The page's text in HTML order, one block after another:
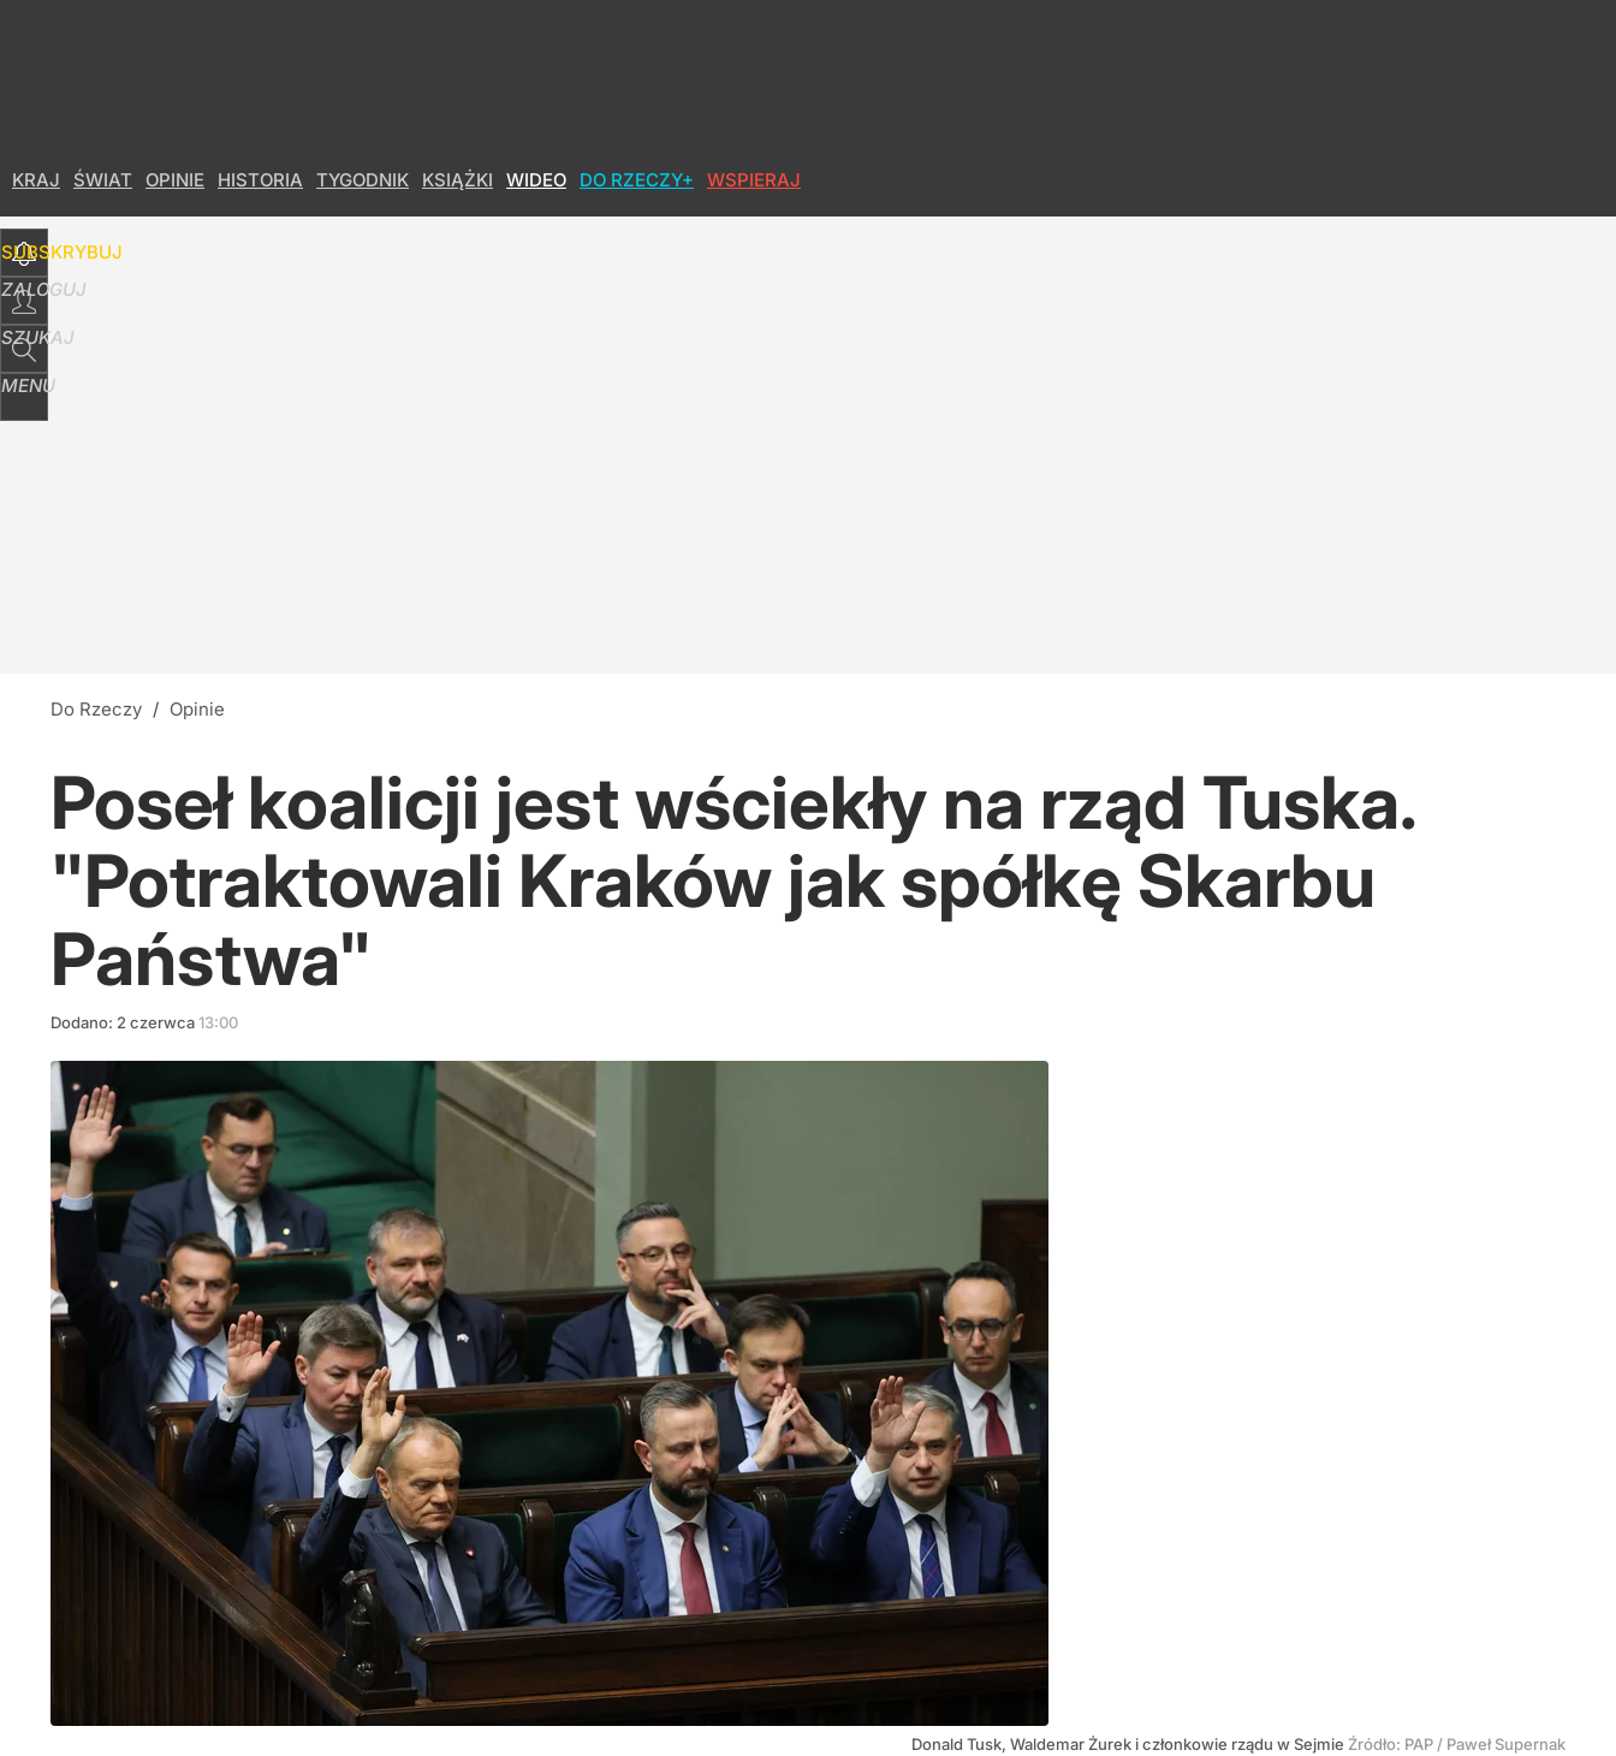
KRAJ ŚWIAT OPINIE HISTORIA TYGODNIK KSIĄŻKI WIDEO DO RZECZY+ WSPIERAJ
SUBSKRYBUJ
ZALOGUJ
SZUKAJ
MENU
Do Rzeczy / Opinie
Poseł koalicji jest wściekły na rząd Tuska.
"Potraktowali Kraków jak spółkę Skarbu
Państwa"
Dodano: 2 czerwca13:00
Donald Tusk, Waldemar Żurek i członkowie rządu w Sejmie Źródło: PAP / Paweł Supernak